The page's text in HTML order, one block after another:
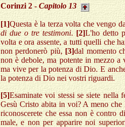
Corinzi 2 - Capitolo 13
[1]Questa è la terza volta che vengo
di due o tre testimoni.[2]L'ho detto
volta e ora assente, a tutti quelli che
non perdonerò più, [3]dal momento
non è debole, ma potente in mezzo
ma vive per la potenza di Dio. E
la potenza di Dio nei vostri riguardi.
[5]Esaminate voi stessi se siete nella
Gesù Cristo abita in voi? A meno
riconoscerete che essa non è contro
male, e non per apparire noi